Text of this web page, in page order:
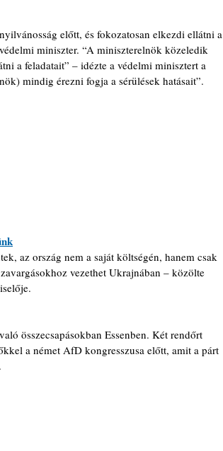
előtt, és fokozatosan elkezdi ellátni a
miniszter. “A miniszterelnök közeledik
a feladatait” – idézte a védelmi minisztert a
mindig érezni fogja a sérülések hatásait”.
az ország nem a saját költségén, hanem csak
vezethet Ukrajnában – közölte
összecsapásokban Essenben. Két rendőrt
a német AfD kongresszusa előtt, amit a párt